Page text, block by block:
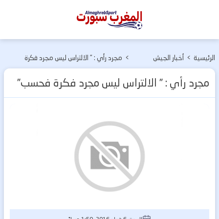
المغرب
الرئيسية > أخبار الجيش
الملكي
> مجرد رأي : ” الالتراس ليس مجرد فكرة
مجرد رأي : ” الالتراس ليس مجرد فكرة فحسب”